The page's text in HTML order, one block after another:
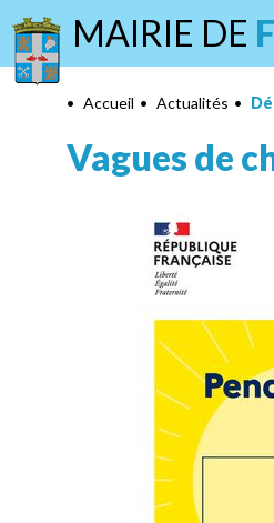
MAIRIE DE
• Accueil • Actualités •
Vagues de